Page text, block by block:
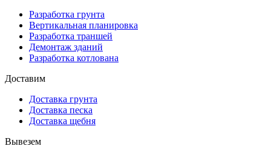
Разработка грунта
Вертикальная планировка
Разработка траншей
Демонтаж зданий
Разработка котлована
Доставим
Доставка грунта
Доставка песка
Доставка щебня
Вывезем